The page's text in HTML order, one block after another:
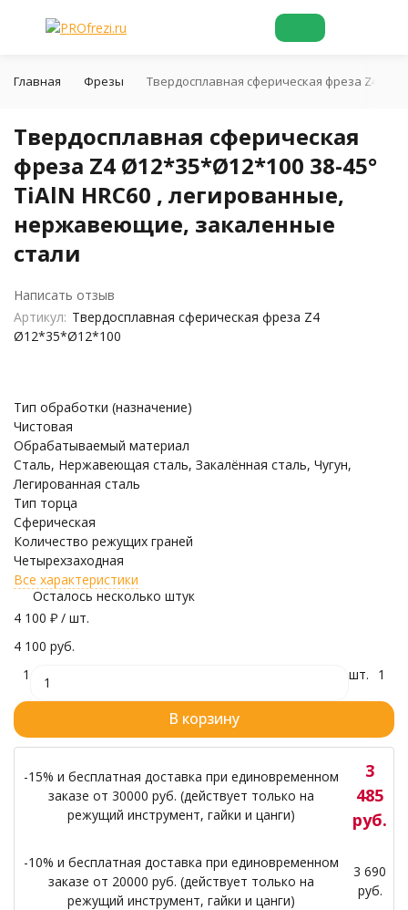
Главная Фрезы Твердосплавная сферическая фреза Z4
Твердосплавная сферическая
фреза Z4 Ø12*35*Ø12*100 38-45°
TiAlN HRC60 , легированные,
нержавеющие, закаленные
стали
Написать отзыв
Артикул: Твердосплавная сферическая фреза Z4
Ø12*35*Ø12*100
Тип обработки (назначение)
Чистовая
Обрабатываемый материал
Сталь, Нержавеющая сталь, Закалённая сталь, Чугун,
Легированная сталь
Тип торца
Сферическая
Количество режущих граней
Четырехзаходная
Все характеристики
Осталось несколько штук
4 100 ₽ / шт.
4 100 руб.
1
шт. 1
В корзину
-15% и бесплатная доставка при единовременном
заказе от 30000 руб. (действует только на
режущий инструмент, гайки и цанги)
3
485
руб.
-10% и бесплатная доставка при единовременном
заказе от 20000 руб. (действует только на
режущий инструмент, гайки и цанги)
3 690
руб.